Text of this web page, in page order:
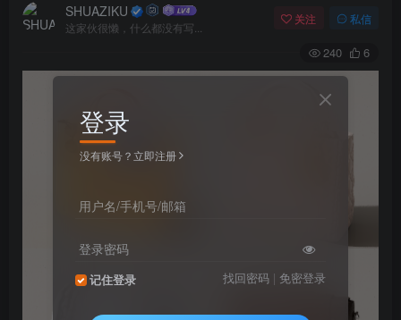
SHUAZIKU
这家伙很懒，什么都没有写...
关注 私信
240 6
登录
没有账号？立即注册
用户名/手机号/邮箱
登录密码
记住登录 找回密码 | 免密登录